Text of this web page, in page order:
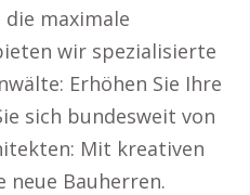
maximale
wir spezialisierte
Erhöhen Sie Ihre
sich bundesweit von
Mit kreativen
neue Bauherren.